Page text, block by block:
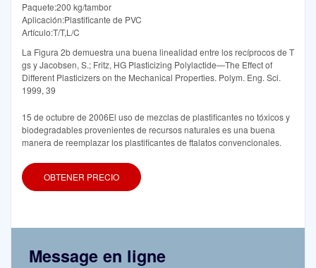
Paquete:200 kg/tambor
Aplicación:Plastificante de PVC
Artículo:T/T,L/C
La Figura 2b demuestra una buena linealidad entre los recíprocos de T
gs y Jacobsen, S.; Fritz, HG Plasticizing Polylactide—The Effect of
Different Plasticizers on the Mechanical Properties. Polym. Eng. Sci.
1999, 39
15 de octubre de 2006El uso de mezclas de plastificantes no tóxicos y
biodegradables provenientes de recursos naturales es una buena
manera de reemplazar los plastificantes de ftalatos convencionales.
OBTENER PRECIO
Message en ligne